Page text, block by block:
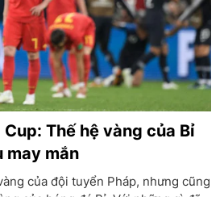
Thế hệ vàng của Bỉ
may mắn
của đội tuyển Pháp, nhưng cũng